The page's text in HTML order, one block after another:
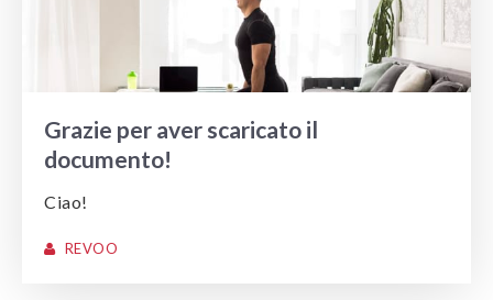
Grazie per aver scaricato il
documento!
Ciao!
REVOO